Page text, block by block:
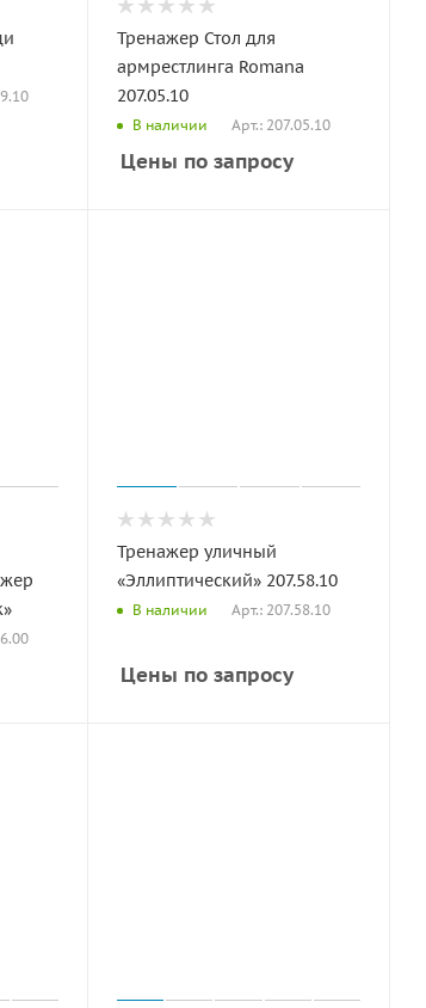
Тренажер Стол для
армрестлинга Romana
207.05.10
В наличии Арт.: 207.05.10
Цены по запросу
Тренажер уличный
«Эллиптический» 207.58.10
В наличии Арт.: 207.58.10
Цены по запросу